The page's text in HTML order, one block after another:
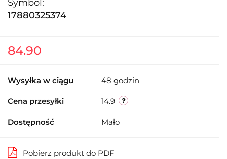
Symbol:
17880325374
84.90
Wysyłka w ciągu 48 godzin
Cena przesyłki 14.9
Dostępność Mało
Pobierz produkt do PDF